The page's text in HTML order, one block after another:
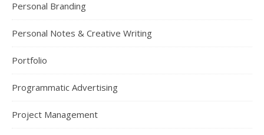
Personal Branding
Personal Notes & Creative Writing
Portfolio
Programmatic Advertising
Project Management